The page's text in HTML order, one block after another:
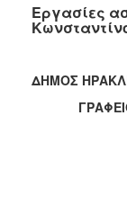
2022
2021
2019
2018
Εργασίες
ΔΗΜΟΣ
ΓΡΑΦΕΙΟ